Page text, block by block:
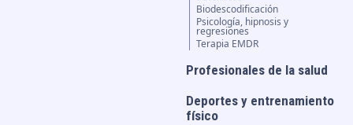
Biodescodificación
Psicología, hipnosis y
regresiones
Terapia EMDR
Profesionales de la salud
Deportes y entrenamiento
físico